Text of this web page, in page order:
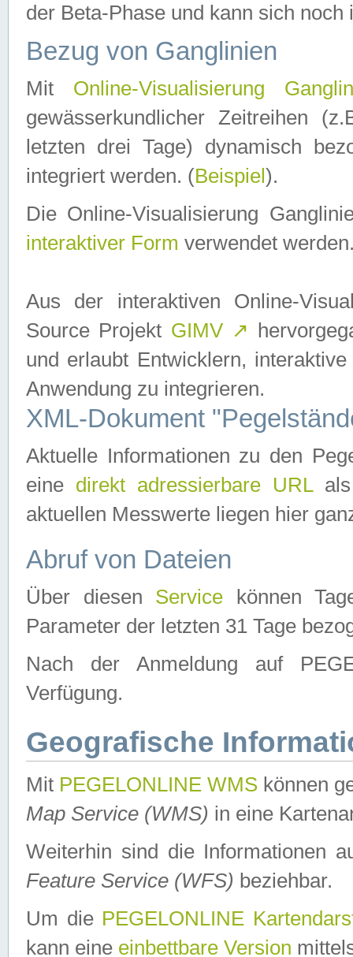
der Beta-Phase und kann sich noch
Bezug von Ganglinien
Mit Online-Visualisierung
gewässerkundlicher Zeitreihen
letzten drei Tage) dynamisch
integriert werden. (Beispiel ).
Die Online-Visualisierung
interaktiver Form verwendet
Aus der interaktiven Online-
Source Projekt GIMV ↗
und erlaubt Entwicklern,
Anwendung zu integrieren.
XML-Dokument
Aktuelle Informationen zu den
eine direkt adressierbare URLals
aktuellen Messwerte liegen hier
Abruf von Dateien
Über diesen Service können
Parameter der letzten 31 Tage
Nach der Anmeldung auf
Verfügung.
Geografische
Mit PEGELONLINE WMS können
Map Service (WMS) in eine
Weiterhin sind die Informationen
Feature Service (WFS) beziehbar.
Um die PEGELONLINE
kann eine einbettbare Version